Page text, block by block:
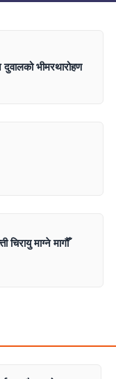
दुवालको भीमरथारोहण
माग्ने मागौँ